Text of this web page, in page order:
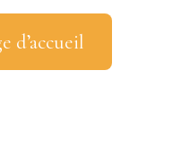
d’accueil